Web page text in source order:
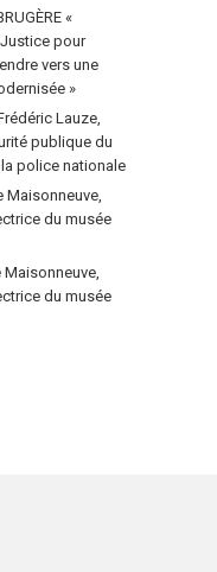
«
pour
vers une
»
Lauze,
publique du
police nationale
Maisonneuve,
du musée
du musée